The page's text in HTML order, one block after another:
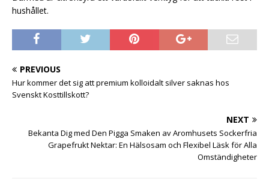
hushållet.
PREVIOUS
Hur kommer det sig att premium kolloidalt silver saknas hos
Svenskt Kosttillskott?
NEXT
Bekanta Dig med Den Pigga Smaken av Aromhusets Sockerfria
Grapefrukt Nektar: En Hälsosam och Flexibel Läsk för Alla
Omständigheter